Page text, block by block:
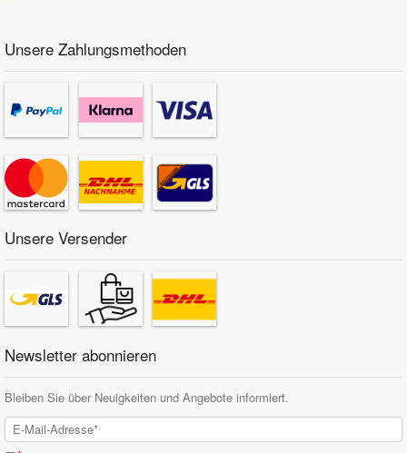
Unsere Zahlungsmethoden
Unsere Versender
Newsletter abonnieren
Bleiben Sie über Neuigkeiten und Angebote informiert.